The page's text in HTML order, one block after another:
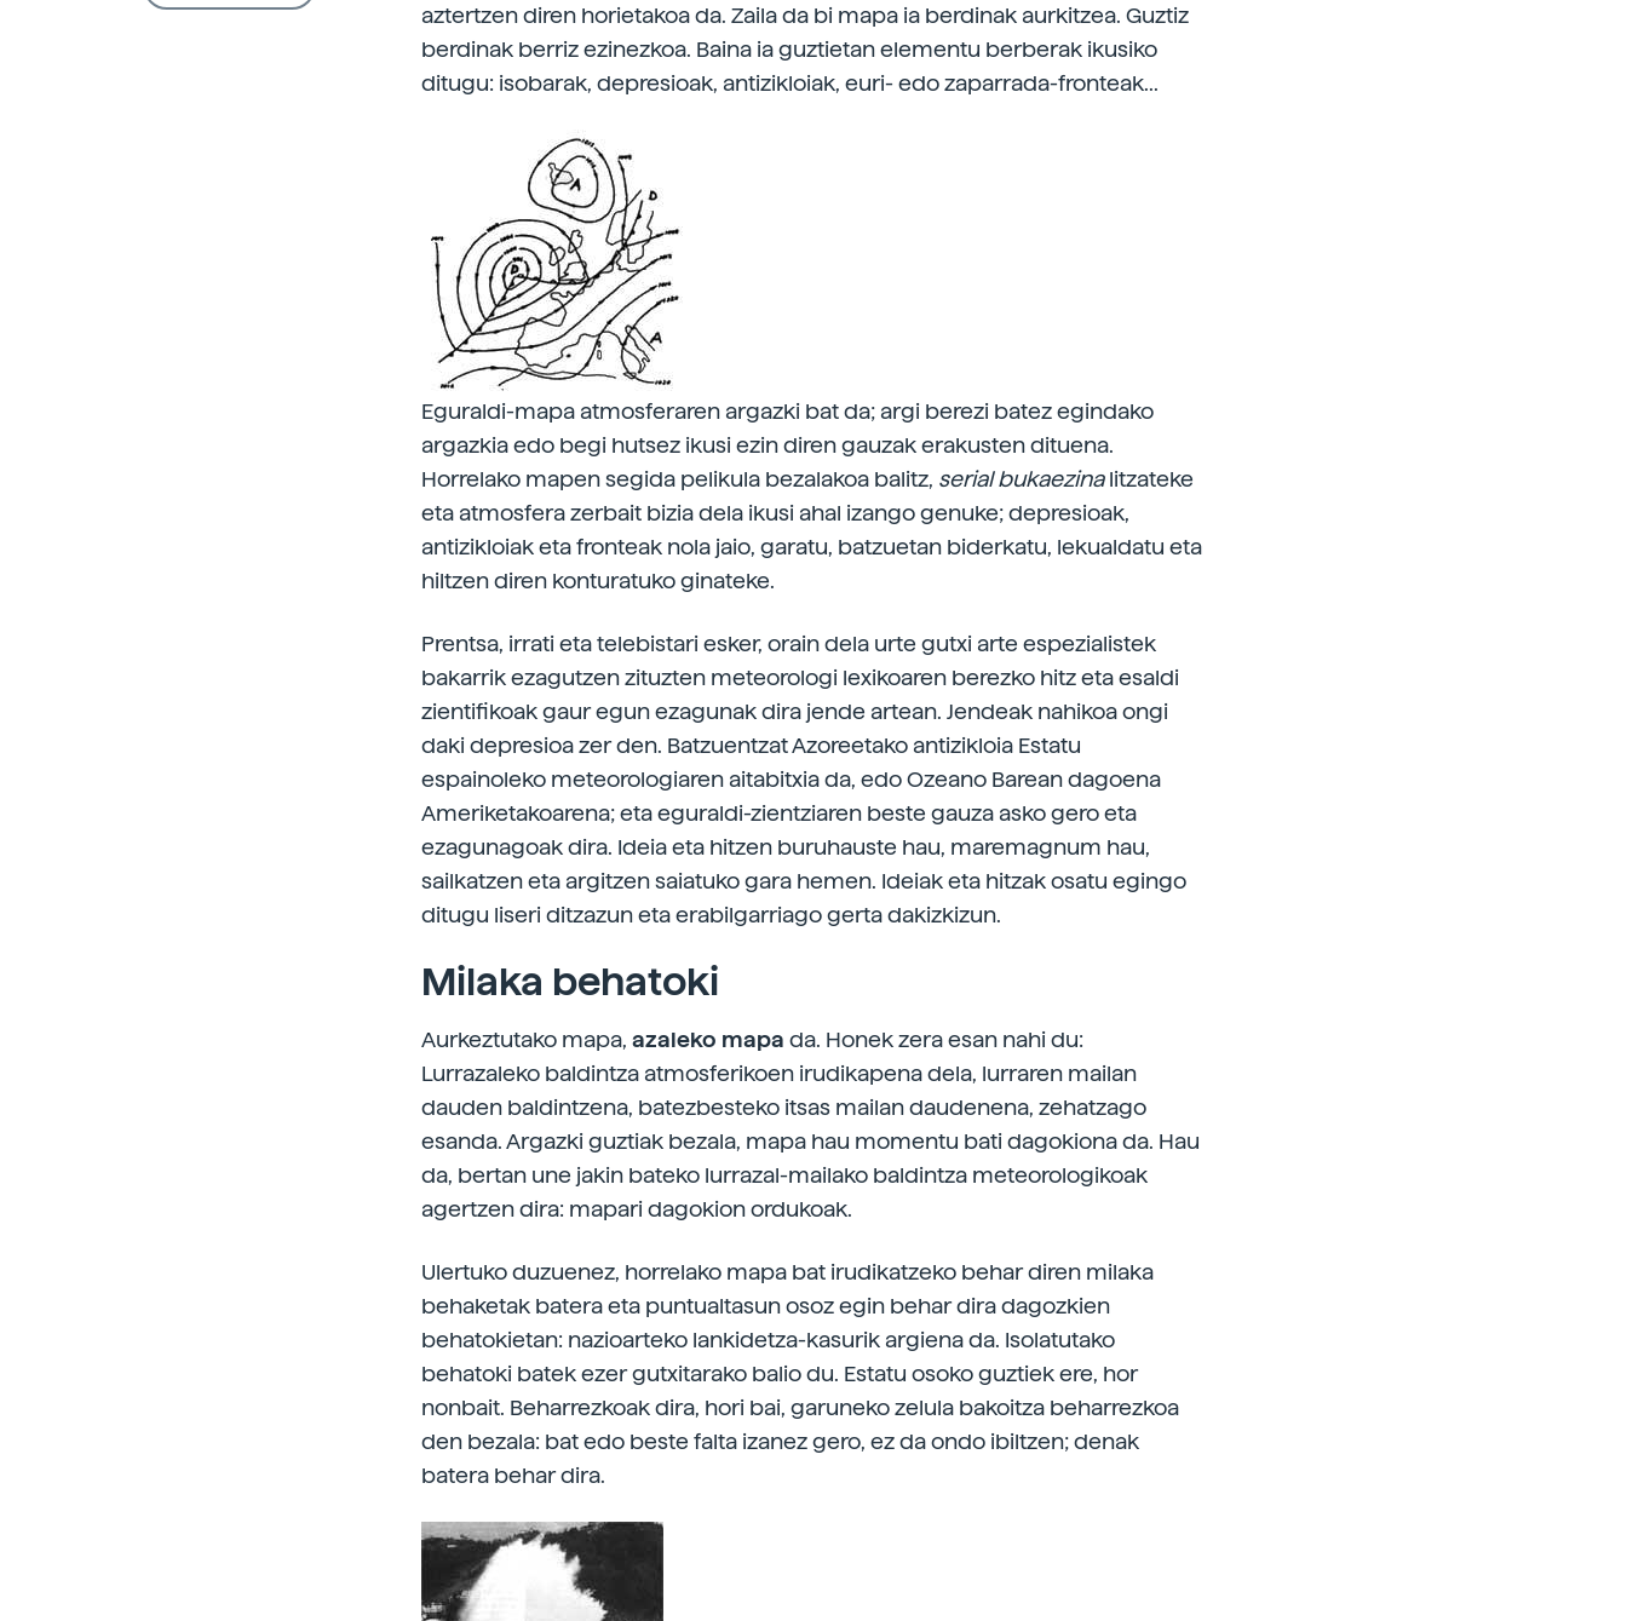
aztertzen diren horietakoa da. Zaila da bi mapa ia berdinak aurkitzea. Guztiz
berdinak berriz ezinezkoa. Baina ia guztietan elementu berberak ikusiko
ditugu: isobarak, depresioak, antizikloiak, euri- edo zaparrada-fronteak...
Eguraldi-mapa atmosferaren argazki bat da; argi berezi batez egindako
argazkia edo begi hutsez ikusi ezin diren gauzak erakusten dituena.
Horrelako mapen segida pelikula bezalakoa balitz, serial bukaezinalitzateke
eta atmosfera zerbait bizia dela ikusi ahal izango genuke; depresioak,
antizikloiak eta fronteak nola jaio, garatu, batzuetan biderkatu, lekualdatu eta
hiltzen diren konturatuko ginateke.
Prentsa, irrati eta telebistari esker, orain dela urte gutxi arte espezialistek
bakarrik ezagutzen zituzten meteorologi lexikoaren berezko hitz eta esaldi
zientifikoak gaur egun ezagunak dira jende artean. Jendeak nahikoa ongi
daki depresioa zer den. Batzuentzat Azoreetako antizikloia Estatu
espainoleko meteorologiaren aitabitxia da, edo Ozeano Barean dagoena
Ameriketakoarena; eta eguraldi-zientziaren beste gauza asko gero eta
ezagunagoak dira. Ideia eta hitzen buruhauste hau, maremagnum hau,
sailkatzen eta argitzen saiatuko gara hemen. Ideiak eta hitzak osatu egingo
ditugu liseri ditzazun eta erabilgarriago gerta dakizkizun.
Milaka behatoki
Aurkeztutako mapa, azaleko mapa da. Honek zera esan nahi du:
Lurrazaleko baldintza atmosferikoen irudikapena dela, lurraren mailan
dauden baldintzena, batezbesteko itsas mailan daudenena, zehatzago
esanda. Argazki guztiak bezala, mapa hau momentu bati dagokiona da. Hau
da, bertan une jakin bateko lurrazal-mailako baldintza meteorologikoak
agertzen dira: mapari dagokion ordukoak.
Ulertuko duzuenez, horrelako mapa bat irudikatzeko behar diren milaka
behaketak batera eta puntualtasun osoz egin behar dira dagozkien
behatokietan: nazioarteko lankidetza-kasurik argiena da. Isolatutako
behatoki batek ezer gutxitarako balio du. Estatu osoko guztiek ere, hor
nonbait. Beharrezkoak dira, hori bai, garuneko zelula bakoitza beharrezkoa
den bezala: bat edo beste falta izanez gero, ez da ondo ibiltzen; denak
batera behar dira.